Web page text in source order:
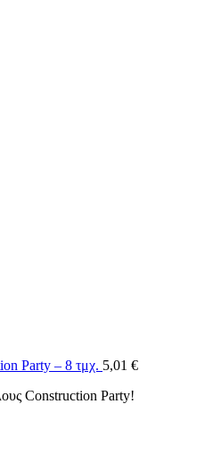
Party – 8 τμχ. 5,01 €
Construction Party!